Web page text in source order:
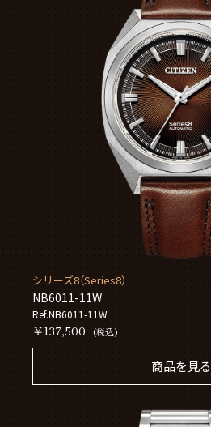
シリーズ8（Series8）
NB6011-11W
Ref.NB6011-11W
￥137,500 (税込)
商品を見る